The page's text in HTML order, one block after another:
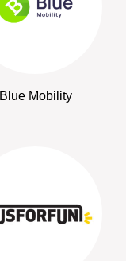
Blue Mobility